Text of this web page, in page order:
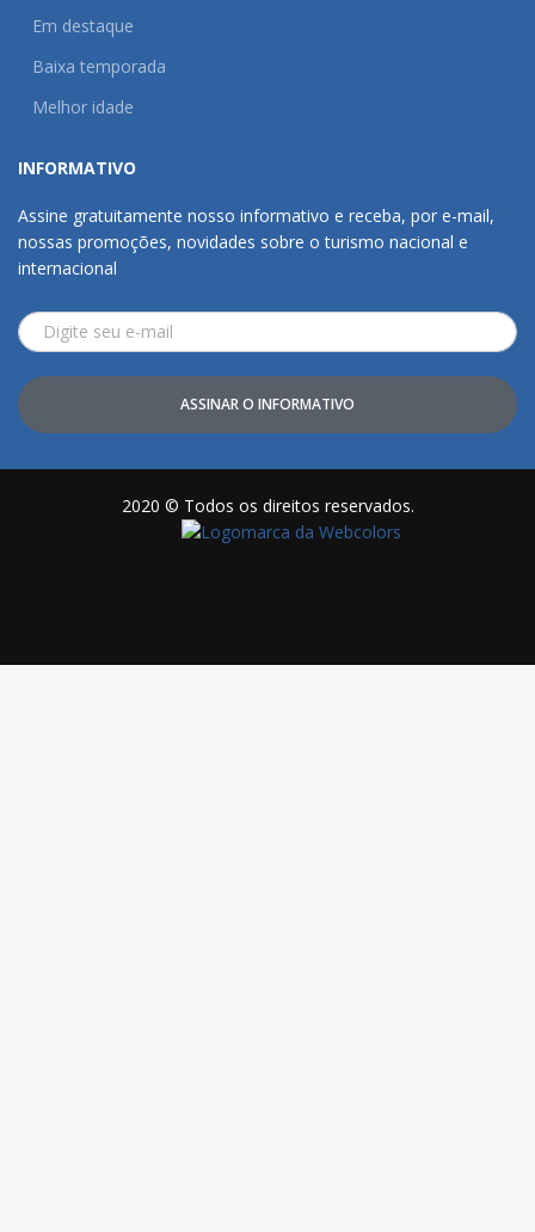
Em destaque
Baixa temporada
Melhor idade
INFORMATIVO
Assine gratuitamente nosso informativo e receba, por e-mail,
nossas promoções, novidades sobre o turismo nacional e
internacional
ASSINAR O INFORMATIVO
2020 © Todos os direitos reservados.